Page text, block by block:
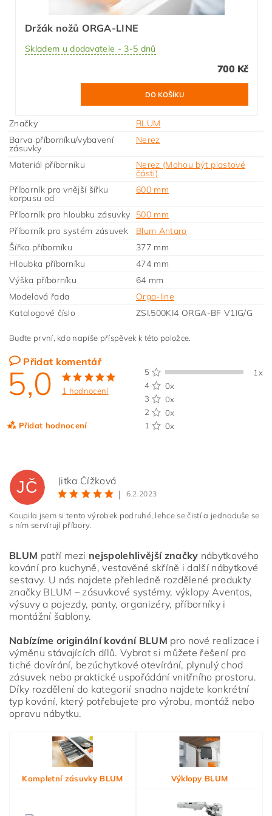
Držák nožů ORGA-LINE
Skladem u dodavatele - 3-5 dnů
700 Kč
Značky
BLUM
Barva příborníku/vybavení
zásuvky
Nerez
Materiál příborníku Nerez (Mohou být plastové
části)
Příborník pro vnější šířku
korpusu od
600 mm
Příborník pro hloubku zásuvky
500 mm
Příborník pro systém zásuvek
Blum Antaro
Šířka příborníku
377 mm
Hloubka příborníku
474 mm
Výška příborníku
64 mm
Modelová řada
Orga-line
Katalogové číslo
ZSI.500KI4 ORGA-BF V1IG/G
Buďte první, kdo napíše příspěvek k této položce.
Přidat komentář
5,0 1 hodnocení
Přidat hodnocení
5
1x
4
0x
3
0x
2
0x
1
0x
Vložením hodnocení souhlasíte s
podmínkami ochrany
osobních údajů
JČ
Jitka Čížková
|
6.2.2023
Koupila jsem si tento výrobek podruhé, lehce se čistí a jednoduše se
s ním servírují příbory.
BLUM patří mezi nejspolehlivější značky nábytkového
kování pro kuchyně, vestavěné skříně i další nábytkové
sestavy. U nás najdete přehledně rozdělené produkty
značky BLUM – zásuvkové systémy, výklopy Aventos,
výsuvy a pojezdy, panty, organizéry, příborníky i
montážní šablony.
Nabízíme originální kování BLUM pro nové realizace i
výměnu stávajících dílů. Vybrat si můžete řešení pro
tiché dovírání, bezúchytkové otevírání, plynulý chod
zásuvek nebo praktické uspořádání vnitřního prostoru.
Díky rozdělení do kategorií snadno najdete konkrétní
typ kování, který potřebujete pro výrobu, montáž nebo
opravu nábytku.
Kompletní zásuvky BLUM Výklopy BLUM